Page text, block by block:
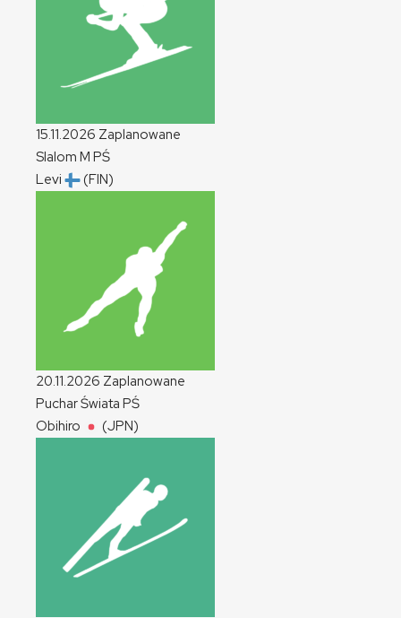
15.11.2026 Zaplanowane
Slalom M PŚ
Levi
(FIN)
20.11.2026 Zaplanowane
Puchar Świata PŚ
Obihiro
(JPN)